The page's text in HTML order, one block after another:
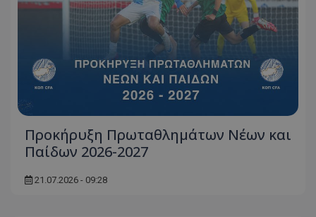
Προκήρυξη Πρωταθλημάτων Νέων και
Παίδων 2026-2027
21.07.2026 - 09:28